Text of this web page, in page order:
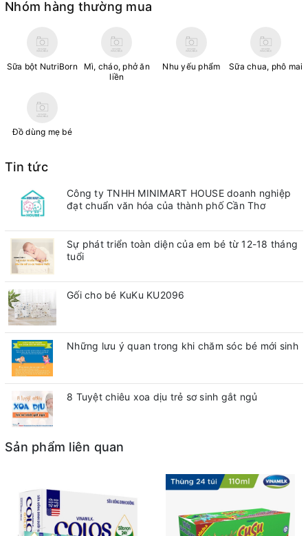
Nhóm hàng thường mua
Sữa bột NutriBorn
Mì, cháo, phở ăn
liền
Nhu yếu phẩm Sữa chua, phô mai
Đồ dùng mẹ bé
Tin tức
Công ty TNHH MINIMART HOUSE doanh nghiệp
đạt chuẩn văn hóa của thành phố Cần Thơ
Sự phát triển toàn diện của em bé từ 12-18 tháng
tuổi
Gối cho bé KuKu KU2096
Những lưu ý quan trong khi chăm sóc bé mới sinh
8 Tuyệt chiêu xoa dịu trẻ sơ sinh gắt ngủ
Sản phẩm liên quan